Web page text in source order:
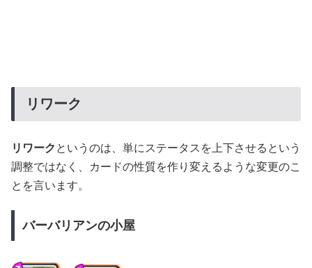
リワーク
リワーク というのは、単にステータスを上下させるという
調整ではなく、カードの性質を作り変えるような変更のこ
とを言います。
バーバリアンの小屋